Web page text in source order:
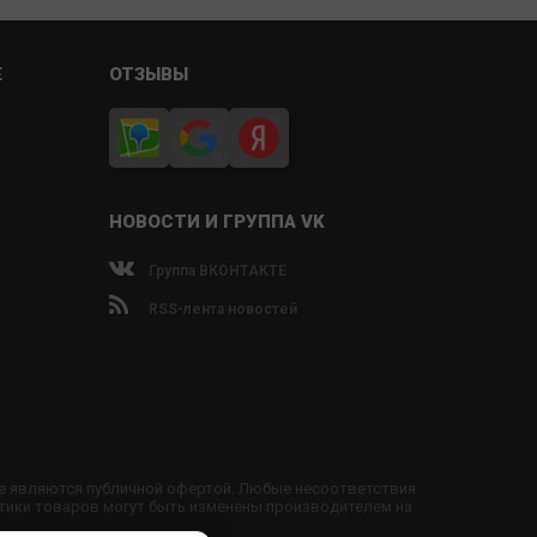
ОТЗЫВЫ
НОВОСТИ И ГРУППА VK
Группа ВКОНТАКТЕ
RSS-лента новостей
являются публичной офертой. Любые несоответствия
товаров могут быть изменены производителем на